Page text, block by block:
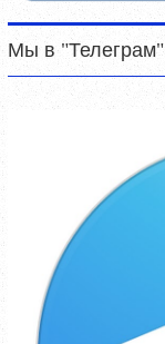
Мы в "Телеграм"